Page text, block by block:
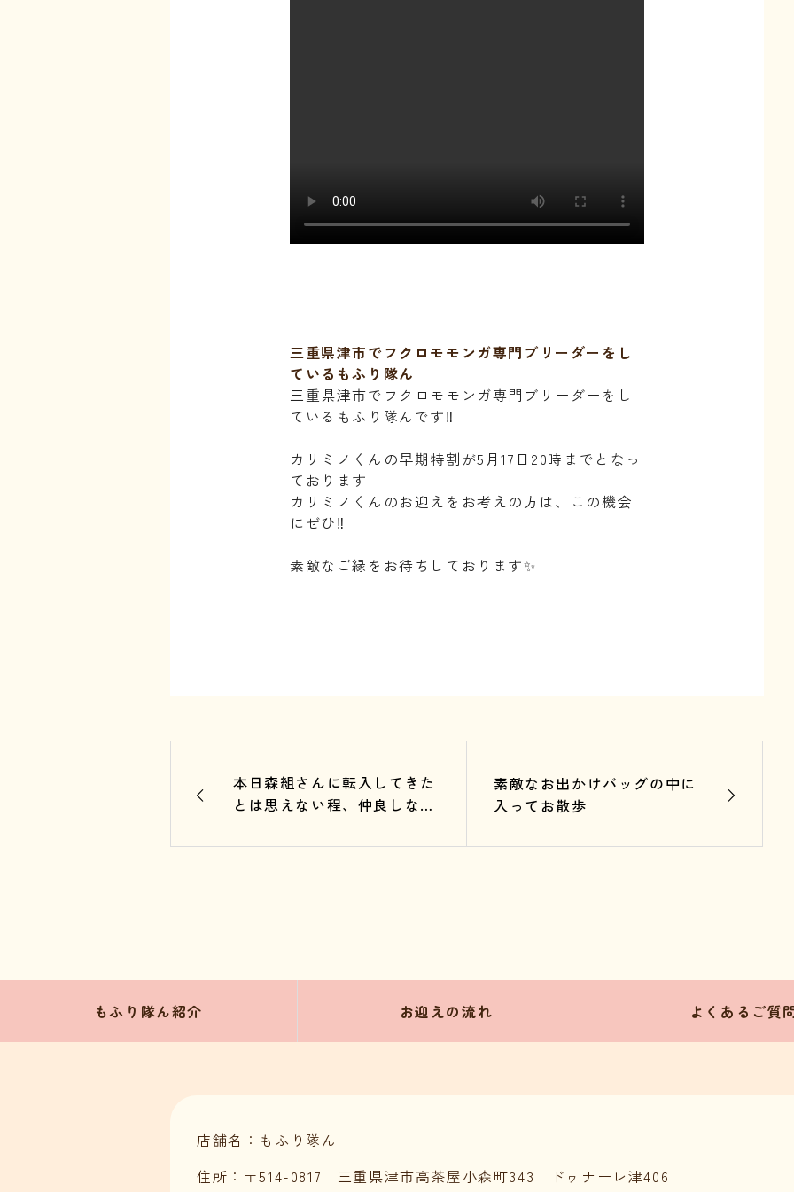
三重県津市でフクロモモンガ専門ブリーダーをし
ているもふり隊ん
三重県津市でフクロモモンガ専門ブリーダーをし
ているもふり隊んです‼️
カリミノくんの早期特割が5月17日20時までとなっ
ております
カリミノくんのお迎えをお考えの方は、この機会
にぜひ‼️
素敵なご縁をお待ちしております✨
本日森組さんに転入してきた
とは思えない程、仲良しな2
素敵なお出かけバッグの中に
入ってお散歩
もふり隊ん紹介 お迎えの流れ よくあるご質
店舗名：もふり隊ん
住所：〒514-0817 三重県津市高茶屋小森町343 ドゥナーレ津406